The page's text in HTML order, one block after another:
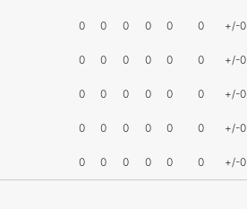
0 0 0 0 0 0 +/-0
0 0 0 0 0 0 +/-0
0 0 0 0 0 0 +/-0
0 0 0 0 0 0 +/-0
0 0 0 0 0 0 +/-0